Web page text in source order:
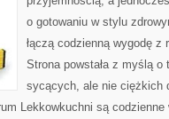
o gotowaniu w stylu
łączą codzienną wygodę
Strona powstała z myślą
sycących, ale nie ciężkich
Lekkowkuchni są codzienne